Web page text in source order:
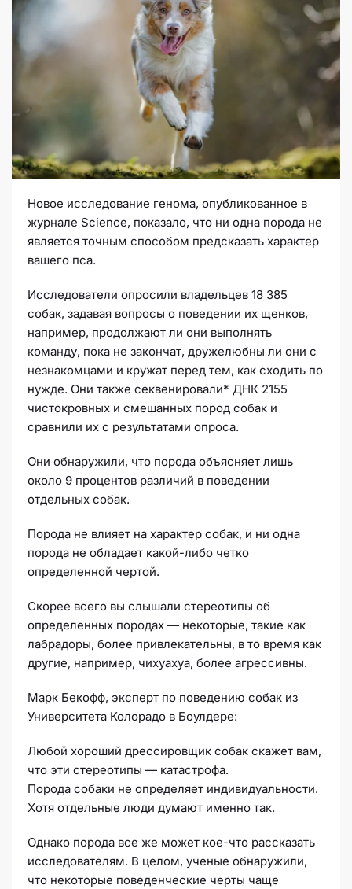
Новое исследование генома, опубликованное в
журнале Science, показало, что ни одна порода не
является точным способом предсказать характер
вашего пса.
Исследователи опросили владельцев 18 385
собак, задавая вопросы о поведении их щенков,
например, продолжают ли они выполнять
команду, пока не закончат, дружелюбны ли они с
незнакомцами и кружат перед тем, как сходить по
нужде. Они также секвенировали* ДНК 2155
чистокровных и смешанных пород собак и
сравнили их с результатами опроса.
Они обнаружили, что порода объясняет лишь
около 9 процентов различий в поведении
отдельных собак.
Порода не влияет на характер собак, и ни одна
порода не обладает какой-либо четко
определенной чертой.
Скорее всего вы слышали стереотипы об
определенных породах — некоторые, такие как
лабрадоры, более привлекательны, в то время как
другие, например, чихуахуа, более агрессивны.
Марк Бекофф, эксперт по поведению собак из
Университета Колорадо в Боулдере:
Любой хороший дрессировщик собак скажет вам,
что эти стереотипы — катастрофа.
Порода собаки не определяет индивидуальности.
Хотя отдельные люди думают именно так.
Однако порода все же может кое-что рассказать
исследователям. В целом, ученые обнаружили,
что некоторые поведенческие черты чаще